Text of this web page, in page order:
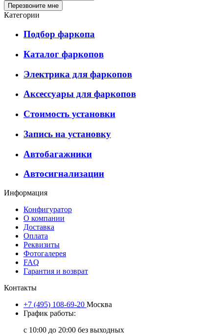
Перезвоните мне
Категории
Подбор фаркопа
Каталог фаркопов
Электрика для фаркопов
Аксессуары для фаркопов
Стоимость установки
Запись на установку
Автобагажники
Автосигнализации
Информация
Конфигуратор
О компании
Доставка
Оплата
Реквизиты
Фотогалерея
FAQ
Гарантия и возврат
Контакты
+7 (495) 108-69-20 Москва
График работы:
с 10:00 до 20:00 без выходных